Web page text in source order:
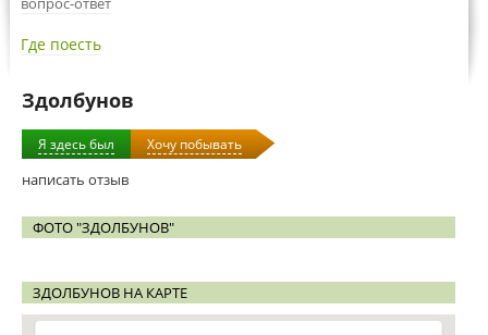
Где поесть
Здолбунов
Я здесь был Хочу побывать
написать отзыв
ФОТО "ЗДОЛБУНОВ"
ЗДОЛБУНОВ НА КАРТЕ